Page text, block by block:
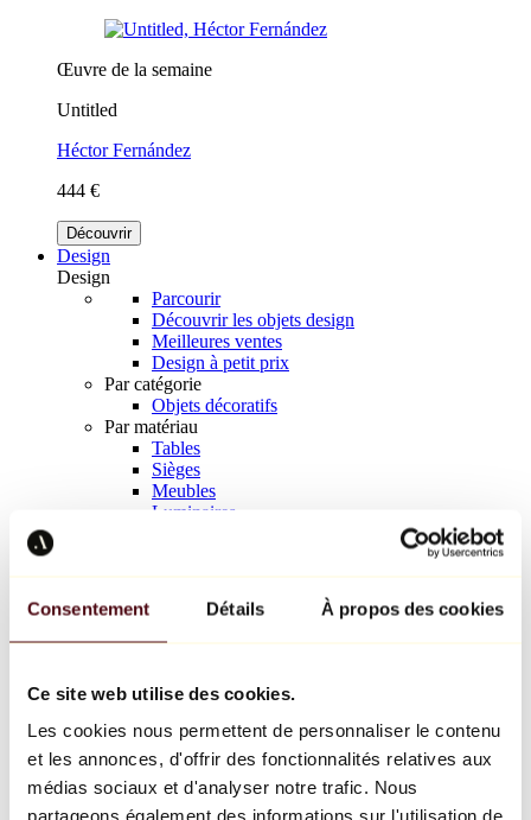
Consentement Détails À propos des cookies
Ce site web utilise des cookies.
Les cookies nous permettent de personnaliser le contenu
et les annonces, d'offrir des fonctionnalités relatives aux
médias sociaux et d'analyser notre trafic. Nous
partageons également des informations sur l'utilisation de
Œuvre de la semaine
Untitled
Héctor Fernández
444 €
Découvrir
Design
Design
Parcourir
Découvrir les objets design
Meilleures ventes
Design à petit prix
Par catégorie
Objets décoratifs
Par matériau
Tables
Sièges
Meubles
Luminaires
Richard Orlinski
Keith Haring
Jeff Koons
Jean-Michel Basquiat
Tous les designers
Œuvre de la semaine